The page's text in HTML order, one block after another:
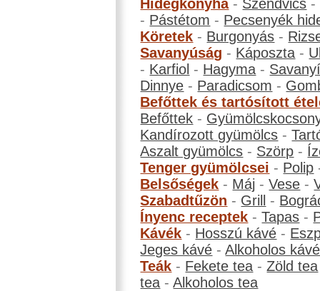
Hidegkonyha- Szendvics -
- Pástétom - Pecsenyék
Köretek - Burgonyás -
Savanyúság - Káposzta -
- Karfiol - Hagyma -
Dinnye - Paradicsom -
Befőttek és tartósított
Befőttek -
Kandírozott gyümölcs -
Aszalt gyümölcs - Szörp -
Tenger gyümölcsei - Polip
Belsőségek - Máj -Vese -
Szabadtűzön - Grill -
Ínyenc receptek -Tapas -
Kávék - Hosszú kávé -
Jeges kávé -Alkoholos kávé
Teák - Fekete tea -Zöld tea
tea -Alkoholos tea